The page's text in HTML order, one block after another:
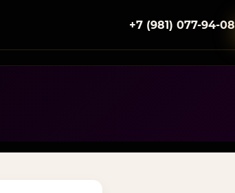
+7 (981) 077-94-08